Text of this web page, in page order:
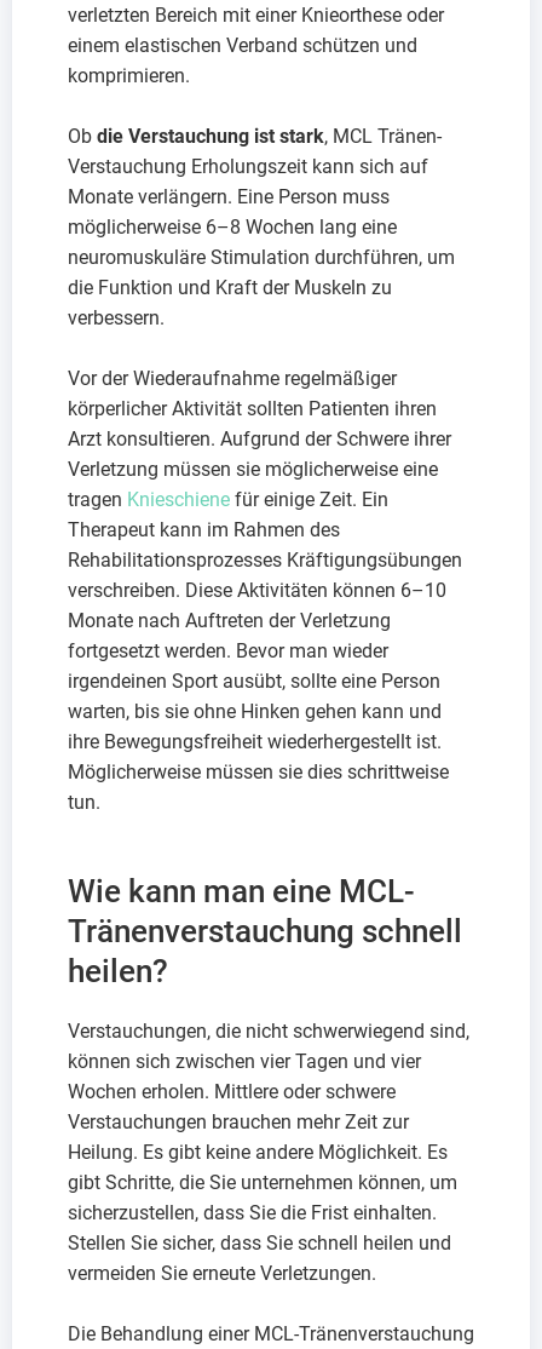
verletzten Bereich mit einer Knieorthese oder
einem elastischen Verband schützen und
komprimieren.
Ob die Verstauchung ist stark, MCL Tränen-
Verstauchung Erholungszeit kann sich auf
Monate verlängern. Eine Person muss
möglicherweise 6–8 Wochen lang eine
neuromuskuläre Stimulation durchführen, um
die Funktion und Kraft der Muskeln zu
verbessern.
Vor der Wiederaufnahme regelmäßiger
körperlicher Aktivität sollten Patienten ihren
Arzt konsultieren. Aufgrund der Schwere ihrer
Verletzung müssen sie möglicherweise eine
tragen Knieschiene für einige Zeit. Ein
Therapeut kann im Rahmen des
Rehabilitationsprozesses Kräftigungsübungen
verschreiben. Diese Aktivitäten können 6–10
Monate nach Auftreten der Verletzung
fortgesetzt werden. Bevor man wieder
irgendeinen Sport ausübt, sollte eine Person
warten, bis sie ohne Hinken gehen kann und
ihre Bewegungsfreiheit wiederhergestellt ist.
Möglicherweise müssen sie dies schrittweise
tun.
Wie kann man eine MCL-
Tränenverstauchung schnell
heilen?
Verstauchungen, die nicht schwerwiegend sind,
können sich zwischen vier Tagen und vier
Wochen erholen. Mittlere oder schwere
Verstauchungen brauchen mehr Zeit zur
Heilung. Es gibt keine andere Möglichkeit. Es
gibt Schritte, die Sie unternehmen können, um
sicherzustellen, dass Sie die Frist einhalten.
Stellen Sie sicher, dass Sie schnell heilen und
vermeiden Sie erneute Verletzungen.
Die Behandlung einer MCL-Tränenverstauchung